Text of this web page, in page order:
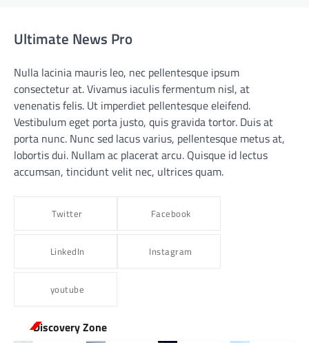
Ultimate News Pro
Nulla lacinia mauris leo, nec pellentesque ipsum
consectetur at. Vivamus iaculis fermentum nisl, at
venenatis felis. Ut imperdiet pellentesque eleifend.
Vestibulum eget porta justo, quis gravida tortor. Duis at
porta nunc. Nunc sed lacus varius, pellentesque metus at,
lobortis dui. Nullam ac placerat arcu. Quisque id lectus
accumsan, tincidunt velit nec, ultrices quam.
Twitter Facebook
LinkedIn Instagram
youtube
Discovery Zone